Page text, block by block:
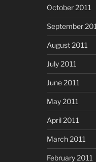
October 2011
September
August 2011
July 2011
June 2011
May 2011
April 2011
March 2011
February 2011